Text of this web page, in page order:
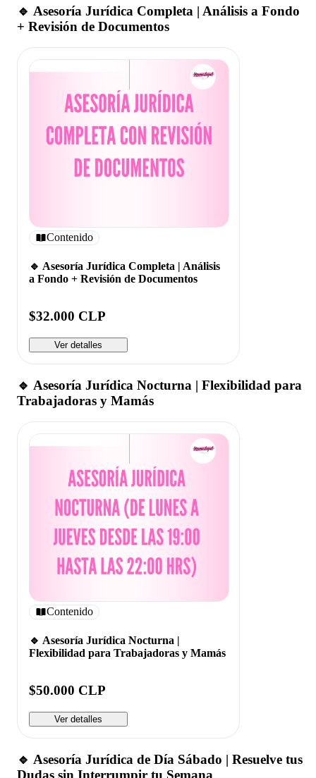
🔹 Asesoría Jurídica Completa | Análisis a Fondo
+ Revisión de Documentos
Contenido
🔹 Asesoría Jurídica Completa | Análisis
a Fondo + Revisión de Documentos
$32.000 CLP
Ver detalles
🔹 Asesoría Jurídica Nocturna | Flexibilidad para
Trabajadoras y Mamás
Contenido
🔹 Asesoría Jurídica Nocturna |
Flexibilidad para Trabajadoras y Mamás
$50.000 CLP
Ver detalles
🔹 Asesoría Jurídica de Día Sábado | Resuelve tus
Dudas sin Interrumpir tu Semana